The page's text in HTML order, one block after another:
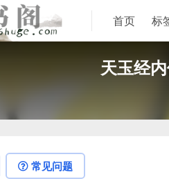
首页 标
天玉经
常见问题